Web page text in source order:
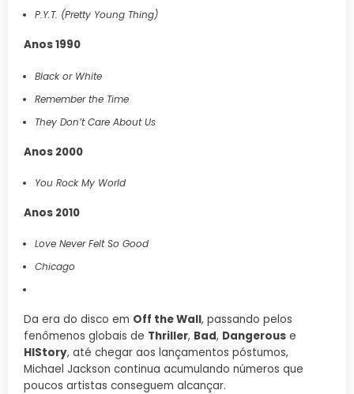
P.Y.T. (Pretty Young Thing)
Anos 1990
Black or White
Remember the Time
They Don’t Care About Us
Anos 2000
You Rock My World
Anos 2010
Love Never Felt So Good
Chicago
Da era do disco em Off the Wall, passando pelos
fenômenos globais de Thriller, Bad, Dangerous e
HIStory, até chegar aos lançamentos póstumos,
Michael Jackson continua acumulando números que
poucos artistas conseguem alcançar.